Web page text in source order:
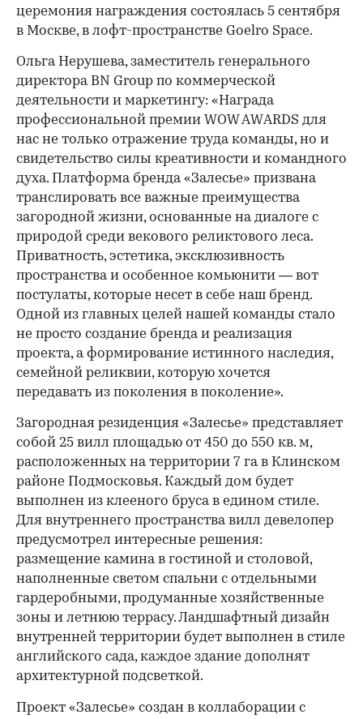
церемония награждения состоялась 5 сентября
в Москве, в лофт-пространстве Goelro Space.
Ольга Нерушева, заместитель генерального
директора BN Group по коммерческой
деятельности и маркетингу: «Награда
профессиональной премии WOW AWARDS для
нас не только отражение труда команды, но и
свидетельство силы креативности и командного
духа. Платформа бренда «Залесье» призвана
транслировать все важные преимущества
загородной жизни, основанные на диалоге с
природой среди векового реликтового леса.
Приватность, эстетика, эксклюзивность
пространства и особенное комьюнити — вот
постулаты, которые несет в себе наш бренд.
Одной из главных целей нашей команды стало
не просто создание бренда и реализация
проекта, а формирование истинного наследия,
семейной реликвии, которую хочется
передавать из поколения в поколение».
Загородная резиденция «Залесье» представляет
собой 25 вилл площадью от 450 до 550 кв. м,
расположенных на территории 7 га в Клинском
районе Подмосковья. Каждый дом будет
выполнен из клееного бруса в едином стиле.
Для внутреннего пространства вилл девелопер
предусмотрел интересные решения:
размещение камина в гостиной и столовой,
наполненные светом спальни с отдельными
гардеробными, продуманные хозяйственные
зоны и летнюю террасу. Ландшафтный дизайн
внутренней территории будет выполнен в стиле
английского сада, каждое здание дополнят
архитектурной подсветкой.
Проект «Залесье» создан в коллаборации с